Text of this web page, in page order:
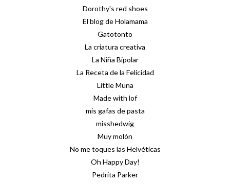
Dorothy's red shoes
El blog de Holamama
Gatotonto
La criatura creativa
La Niña Bipolar
La Receta de la Felicidad
Little Muna
Made with lof
mis gafas de pasta
misshedwig
Muy molón
No me toques las Helvéticas
Oh Happy Day!
Pedrita Parker